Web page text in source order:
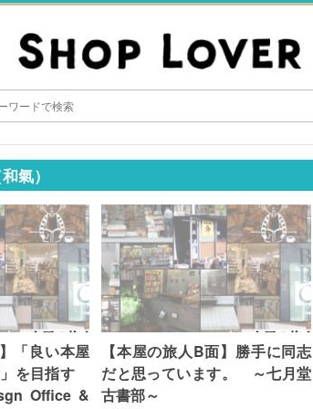
氣）
「良い本屋
を目指す
Office &
【本屋の旅人B面】勝手に同志
だと思っています。 ～七月堂
古書部～